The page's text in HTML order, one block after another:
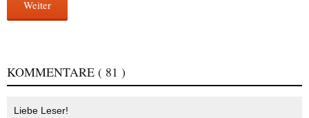
Weiter
KOMMENTARE ( 81 )
Liebe Leser!